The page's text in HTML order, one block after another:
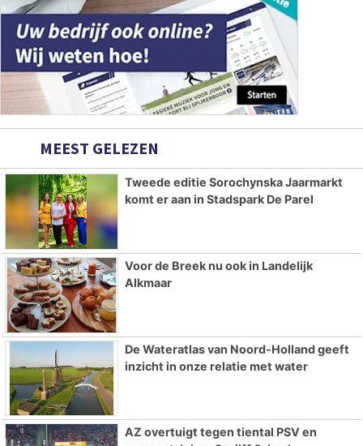
MEEST GELEZEN
Tweede editie Sorochynska Jaarmarkt
komt er aan in Stadspark De Parel
Voor de Breek nu ook in Landelijk
Alkmaar
De Wateratlas van Noord-Holland geeft
inzicht in onze relatie met water
AZ overtuigt tegen tiental PSV en